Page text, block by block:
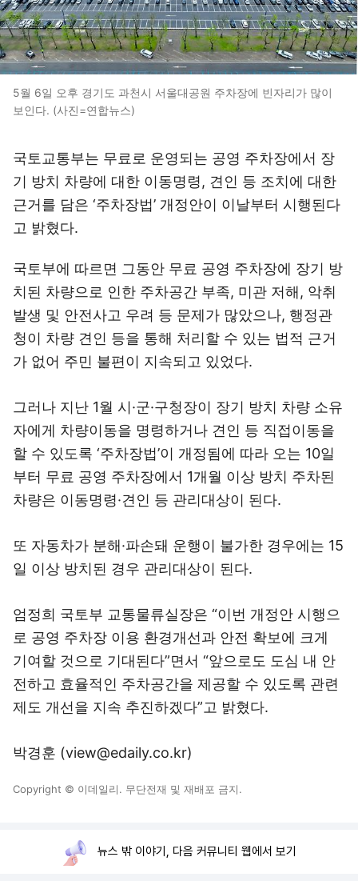
5월 6일 오후 경기도 과천시 서울대공원 주차장에 빈자리가 많이
보인다. (사진=연합뉴스)
국토교통부는 무료로 운영되는 공영 주차장에서 장
기 방치 차량에 대한 이동명령, 견인 등 조치에 대한
근거를 담은 ‘주차장법’ 개정안이 이날부터 시행된다
고 밝혔다.
국토부에 따르면 그동안 무료 공영 주차장에 장기 방
치된 차량으로 인한 주차공간 부족, 미관 저해, 악취
발생 및 안전사고 우려 등 문제가 많았으나, 행정관
청이 차량 견인 등을 통해 처리할 수 있는 법적 근거
가 없어 주민 불편이 지속되고 있었다.
그러나 지난 1월 시·군·구청장이 장기 방치 차량 소유
자에게 차량이동을 명령하거나 견인 등 직접이동을
할 수 있도록 ‘주차장법’이 개정됨에 따라 오는 10일
부터 무료 공영 주차장에서 1개월 이상 방치 주차된
차량은 이동명령·견인 등 관리대상이 된다.
또 자동차가 분해·파손돼 운행이 불가한 경우에는 15
일 이상 방치된 경우 관리대상이 된다.
엄정희 국토부 교통물류실장은 “이번 개정안 시행으
로 공영 주차장 이용 환경개선과 안전 확보에 크게
기여할 것으로 기대된다”면서 “앞으로도 도심 내 안
전하고 효율적인 주차공간을 제공할 수 있도록 관련
제도 개선을 지속 추진하겠다”고 밝혔다.
박경훈 (view@edaily.co.kr)
Copyright © 이데일리. 무단전재 및 재배포 금지.
뉴스 밖 이야기, 다음 커뮤니티 웹에서 보기